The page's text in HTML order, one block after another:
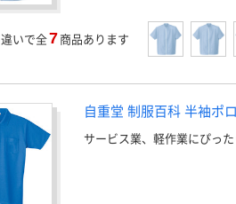
違いで全7 商品あります
自重堂 制服百科 半袖ポ
サービス業、軽作業にぴっ